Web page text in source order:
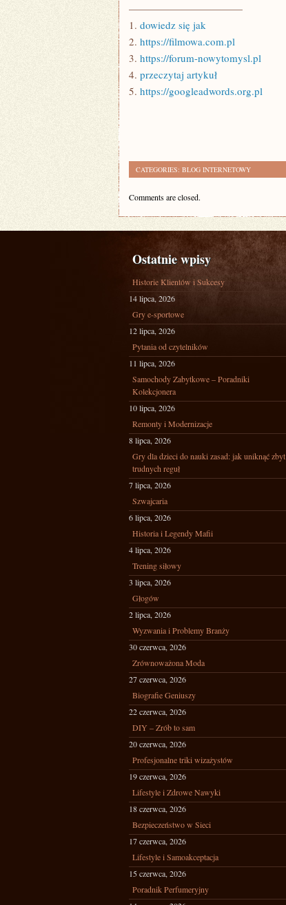
———————————
1. dowiedz się jak
2. https://filmowa.com.pl
3. https://forum-nowytomysl.pl
4. przeczytaj artykuł
5. https://googleadwords.org.pl
CATEGORIES: BLOG INTERNETOWY
Comments are closed.
Ostatnie wpisy
Historie Klientów i Sukcesy
14 lipca, 2026
Gry e-sportowe
12 lipca, 2026
Pytania od czytelników
11 lipca, 2026
Samochody Zabytkowe – Poradniki
Kolekcjonera
10 lipca, 2026
Remonty i Modernizacje
8 lipca, 2026
Gry dla dzieci do nauki zasad: jak uniknąć zbyt
trudnych reguł
7 lipca, 2026
Szwajcaria
6 lipca, 2026
Historia i Legendy Mafii
4 lipca, 2026
Trening siłowy
3 lipca, 2026
Głogów
2 lipca, 2026
Wyzwania i Problemy Branży
30 czerwca, 2026
Zrównoważona Moda
27 czerwca, 2026
Biografie Geniuszy
22 czerwca, 2026
DIY – Zrób to sam
20 czerwca, 2026
Profesjonalne triki wizażystów
19 czerwca, 2026
Lifestyle i Zdrowe Nawyki
18 czerwca, 2026
Bezpieczeństwo w Sieci
17 czerwca, 2026
Lifestyle i Samoakceptacja
15 czerwca, 2026
Poradnik Perfumeryjny